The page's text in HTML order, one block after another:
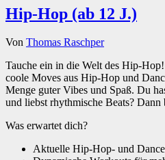
Hip-Hop (ab 12 J.)
Von Thomas Raschper
Tauche ein in die Welt des Hip-
coole Moves aus Hip-Hop und
Menge guter Vibes und Spaß. Du
und liebst rhythmische Beats?
Was erwartet dich?
Aktuelle Hip-Hop- und